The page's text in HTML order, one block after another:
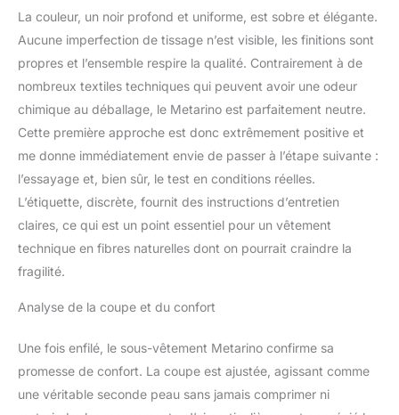
la plupart des vêtements
de nos jours. Une
meilleure chemise
commence par la laine
apportons les avantages
éprouvés de la laine
mérinos aux vêtements
de tous les jours. La laine
des vêtements que vous
pouvez porter plus et
laver moins. Couche de
ce favori des fans de
nouvelles options de
amélioré pour améliorer
la fonctionnalité tout en
La couleur, un noir profond et uniforme, est sobre et élégante.
Aucune imperfection de tissage n’est visible, les finitions sont
propres et l’ensemble respire la qualité. Contrairement à de
nombreux textiles techniques qui peuvent avoir une odeur
chimique au déballage, le Metarino est parfaitement neutre.
Cette première approche est donc extrêmement positive et
me donne immédiatement envie de passer à l’étape suivante :
l’essayage et, bien sûr, le test en conditions réelles.
L’étiquette, discrète, fournit des instructions d’entretien
claires, ce qui est un point essentiel pour un vêtement
technique en fibres naturelles dont on pourrait craindre la
fragilité.
Analyse de la coupe et du confort
Une fois enfilé, le sous-vêtement Metarino confirme sa
promesse de confort. La coupe est ajustée, agissant comme
une véritable seconde peau sans jamais comprimer ni